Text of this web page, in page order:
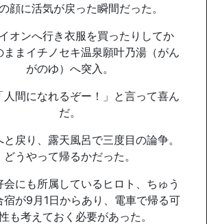
顔に活気が戻った瞬間だった。
オンへ行き衣服を買ったりしてか
ままイチノセキ温泉願叶乃湯（がん
がのゆ）へ突入。
人間になれるぞー！」と言って喜ん
だ。
と戻り、露天風呂で三度目の論争。
どうやって帰るかだった。
会にも所属しているヒロト、ちゅう
宿が9月1日からあり、電車で帰る可
も考えておく必要があった。